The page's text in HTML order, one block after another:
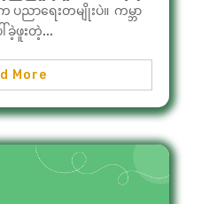
ညာရေးတမျိုးပဲ။ ကမ္ဘာ
ခဲ့ဖူးတဲ့...
More